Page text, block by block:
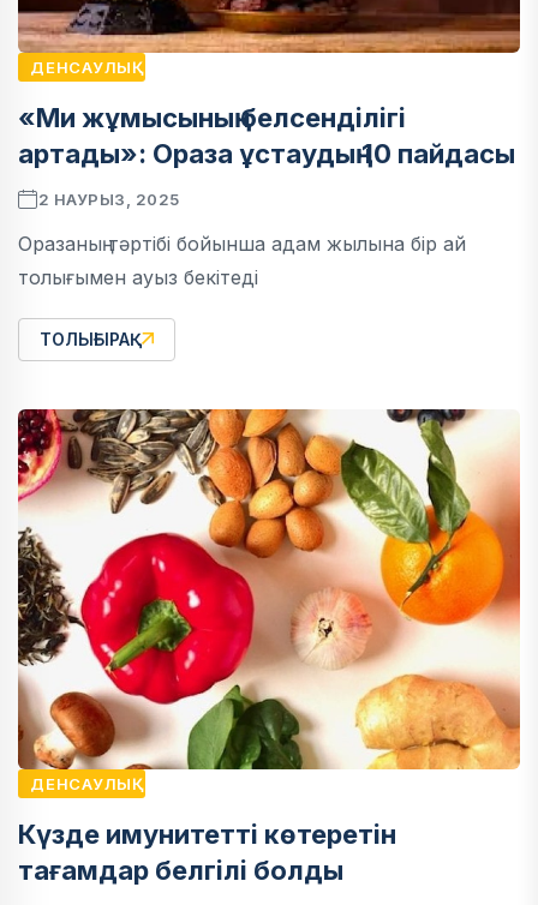
ДЕНСАУЛЫҚ
«Ми жұмысының белсенділігі
артады»: Ораза ұстаудың 10 пайдасы
2 НАУРЫЗ, 2025
Оразаның тәртібі бойынша адам жылына бір ай
толығымен ауыз бекітеді
ТОЛЫҒЫРАҚ
ДЕНСАУЛЫҚ
Күзде имунитетті көтеретін
тағамдар белгілі болды